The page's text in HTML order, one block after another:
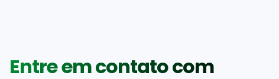
Entre em contato com